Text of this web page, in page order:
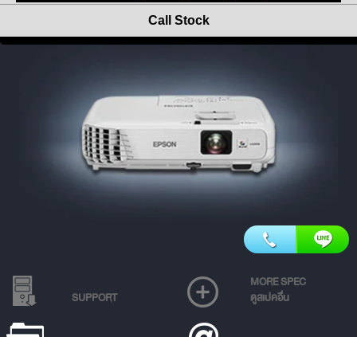
Call Stock
SUPPORT
MORE SPEC
ดูสเปคอื่น